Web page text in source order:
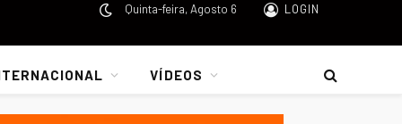
Quinta-feira, Agosto 6 LOGIN
VÍDEOS